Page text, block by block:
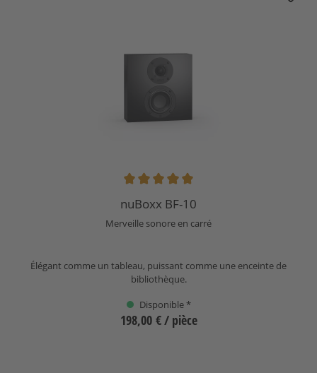
Note moyenne de 5 sur 5 étoiles
nuBoxx BF-10
Merveille sonore en carré
Élégant comme un tableau, puissant comme une enceinte de
bibliothèque.
Disponible *
198,00 €/ pièce